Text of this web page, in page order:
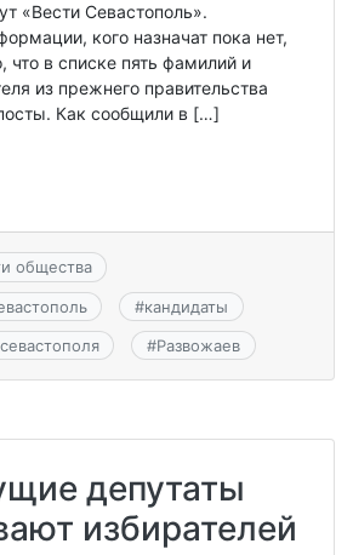
«Вести Севастополь».
кого назначат пока нет,
что в списке пять фамилий и
из прежнего правительства
Как сообщили в […]
общества
#кандидаты
#Развожаев
депутаты
избирателей